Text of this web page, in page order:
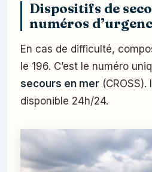
Dispositifs de
numéros
En cas de difficulté,
le 196. C’est le numéro
secours en mer
disponible 24h/24.